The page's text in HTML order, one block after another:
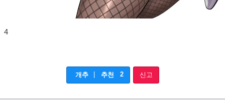
4
개추 추천 2 신고